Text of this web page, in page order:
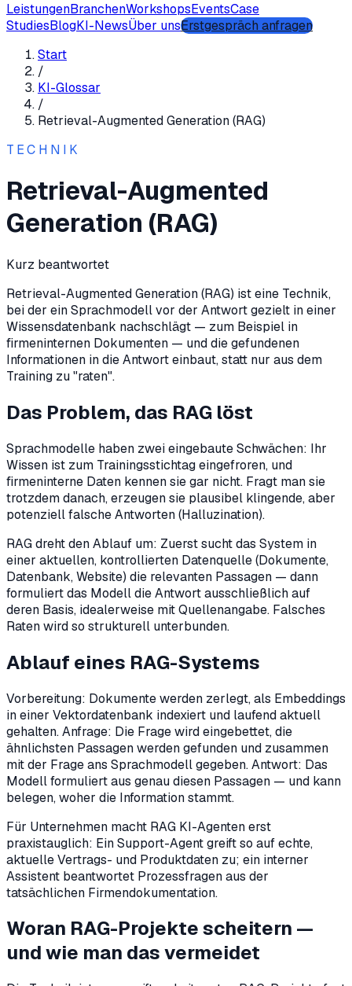
LeistungenBranchenWorkshopsEventsCase
StudiesBlogKI-NewsÜber unsErstgespräch anfragen
Start
/
KI-Glossar
/
Retrieval-Augmented Generation (RAG)
TECHNIK
Retrieval-Augmented
Generation (RAG)
Kurz beantwortet
Retrieval-Augmented Generation (RAG) ist eine Technik,
bei der ein Sprachmodell vor der Antwort gezielt in einer
Wissensdatenbank nachschlägt — zum Beispiel in
firmeninternen Dokumenten — und die gefundenen
Informationen in die Antwort einbaut, statt nur aus dem
Training zu "raten".
Das Problem, das RAG löst
Sprachmodelle haben zwei eingebaute Schwächen: Ihr
Wissen ist zum Trainingsstichtag eingefroren, und
firmeninterne Daten kennen sie gar nicht. Fragt man sie
trotzdem danach, erzeugen sie plausibel klingende, aber
potenziell falsche Antworten (Halluzination).
RAG dreht den Ablauf um: Zuerst sucht das System in
einer aktuellen, kontrollierten Datenquelle (Dokumente,
Datenbank, Website) die relevanten Passagen — dann
formuliert das Modell die Antwort ausschließlich auf
deren Basis, idealerweise mit Quellenangabe. Falsches
Raten wird so strukturell unterbunden.
Ablauf eines RAG-Systems
Vorbereitung: Dokumente werden zerlegt, als Embeddings
in einer Vektordatenbank indexiert und laufend aktuell
gehalten. Anfrage: Die Frage wird eingebettet, die
ähnlichsten Passagen werden gefunden und zusammen
mit der Frage ans Sprachmodell gegeben. Antwort: Das
Modell formuliert aus genau diesen Passagen — und kann
belegen, woher die Information stammt.
Für Unternehmen macht RAG KI-Agenten erst
praxistauglich: Ein Support-Agent greift so auf echte,
aktuelle Vertrags- und Produktdaten zu; ein interner
Assistent beantwortet Prozessfragen aus der
tatsächlichen Firmendokumentation.
Woran RAG-Projekte scheitern —
und wie man das vermeidet